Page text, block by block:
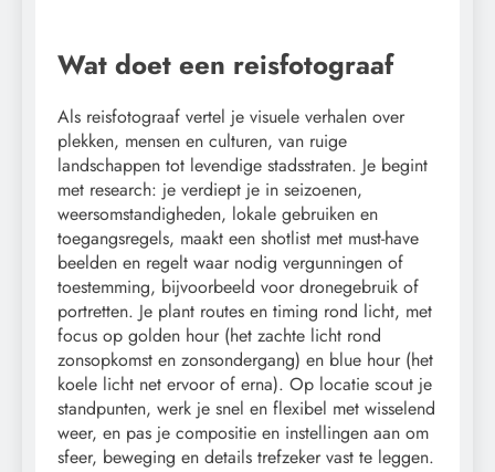
Wat doet een reisfotograaf
Als reisfotograaf vertel je visuele verhalen over
plekken, mensen en culturen, van ruige
landschappen tot levendige stadsstraten. Je begint
met research: je verdiept je in seizoenen,
weersomstandigheden, lokale gebruiken en
toegangsregels, maakt een shotlist met must-have
beelden en regelt waar nodig vergunningen of
toestemming, bijvoorbeeld voor dronegebruik of
portretten. Je plant routes en timing rond licht, met
focus op golden hour (het zachte licht rond
zonsopkomst en zonsondergang) en blue hour (het
koele licht net ervoor of erna). Op locatie scout je
standpunten, werk je snel en flexibel met wisselend
weer, en pas je compositie en instellingen aan om
sfeer, beweging en details trefzeker vast te leggen.